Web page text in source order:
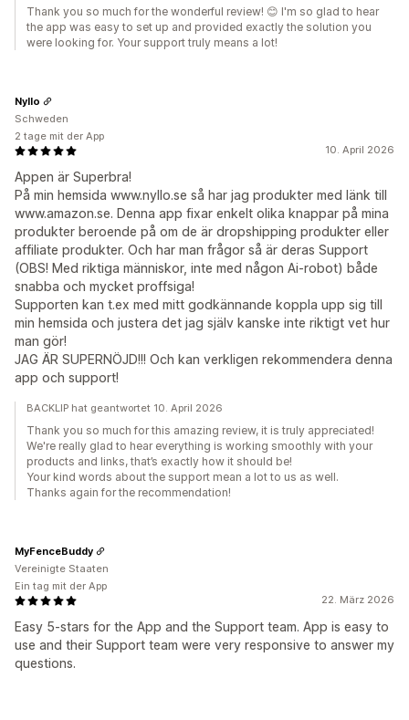
Thank you so much for the wonderful review! 😊 I'm so glad to hear
the app was easy to set up and provided exactly the solution you
were looking for. Your support truly means a lot!
10. April 2026
Appen är Superbra!
På min hemsida www.nyllo.se så har jag produkter med länk till
www.amazon.se. Denna app fixar enkelt olika knappar på mina
produkter beroende på om de är dropshipping produkter eller
affiliate produkter. Och har man frågor så är deras Support
(OBS! Med riktiga människor, inte med någon Ai-robot) både
snabba och mycket proffsiga!
Supporten kan t.ex med mitt godkännande koppla upp sig till
min hemsida och justera det jag själv kanske inte riktigt vet hur
man gör!
JAG ÄR SUPERNÖJD!!! Och kan verkligen rekommendera denna
app och support!
Nyllo
Schweden
2 tage mit der App
BACKLIP hat geantwortet 10. April 2026
Thank you so much for this amazing review, it is truly appreciated!
We're really glad to hear everything is working smoothly with your
products and links, that’s exactly how it should be!
Your kind words about the support mean a lot to us as well.
Thanks again for the recommendation!
22. März 2026
Easy 5-stars for the App and the Support team. App is easy to
use and their Support team were very responsive to answer my
questions.
MyFenceBuddy
Vereinigte Staaten
Ein tag mit der App